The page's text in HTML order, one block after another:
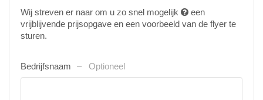
Wij streven er naar om u zo snel mogelijk
een
vrijblijvende prijsopgave en een voorbeeld van de flyer te
sturen.
Bedrijfsnaam Optioneel